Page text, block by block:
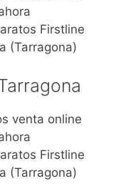
Firstline
(Tarragona)
venta online
Firstline
(Tarragona)